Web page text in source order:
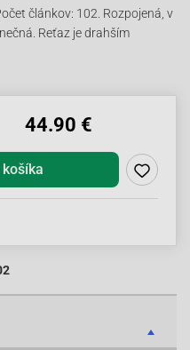
článkov: 102. Rozpojená, v
Reťaz je drahším
44.90 €
košíka